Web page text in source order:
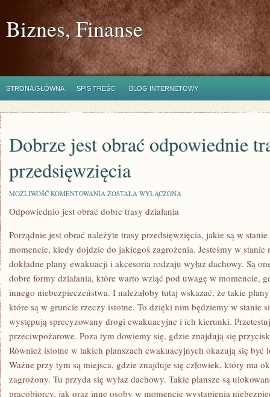
Biznes, Finanse
STRONA GŁÓWNA SPIS TREŚCI BLOG INTERNETOWY
Dobrze jest obrać odpowiednie
przedsięwzięcia
MOŻLIWOŚĆ KOMENTOWANIA DOBRZE
OBRAĆ
ODPOWIEDNIE
PRZEDSIĘWZIĘCIA
ZOSTAŁA WYŁĄCZONA
Odpowiednio jest obrać dobre trasy działania
Porządnie jest obrać należyte trasy przedsięwzięcia, jakie są w
momencie, kiedy dojdzie do jakiegoś zagrożenia. Jesteśmy w stanie
dokładne plany ewakuacji i akcesoria rodzaju wyłaz dachowy. Są
dobre formy działania, które warto wziąć pod uwagę w momencie,
innego niebezpieczeństwa. I należałoby tutaj wskazać, że takie
które są w gruncie rzeczy istotne. To dzięki nim będziemy w stanie
występują sprecyzowany drogi ewakuacyjne i ich kierunki.
przeciwpożarowe. Poza tym dowiemy się, gdzie znajdują się
Również istotne w takich planszach ewakuacyjnych okazują się
Ważne przy tym są miejsca, gdzie znajduje się człowiek, który ma
zagrożony. Tu przyda się wyłaz dachowy. Takie plansze są
pracobiorcy, jak oraz inne osoby w momencie wystąpienia